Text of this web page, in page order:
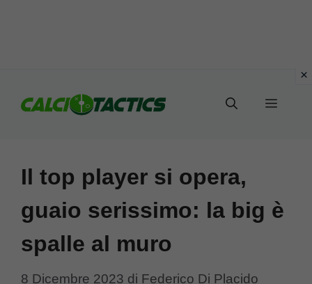
Menu
Il top player si opera,
guaio serissimo: la big è
spalle al muro
8 Dicembre 2023 di Federico Di Placido